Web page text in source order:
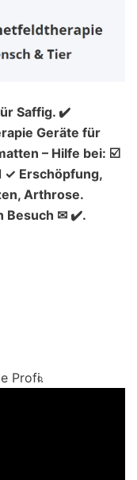
Saffig. ✔️
Geräte für
– Hilfe bei: ☑️
✓ Erschöpfung,
Arthrose.
Besuch ✉ ✔️.
Profi.